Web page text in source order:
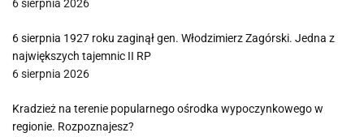
6 sierpnia 2026
6 sierpnia 1927 roku zaginął gen. Włodzimierz Zagórski. Jedna z
największych tajemnic II RP
6 sierpnia 2026
Kradzież na terenie popularnego ośrodka wypoczynkowego w
regionie. Rozpoznajesz?